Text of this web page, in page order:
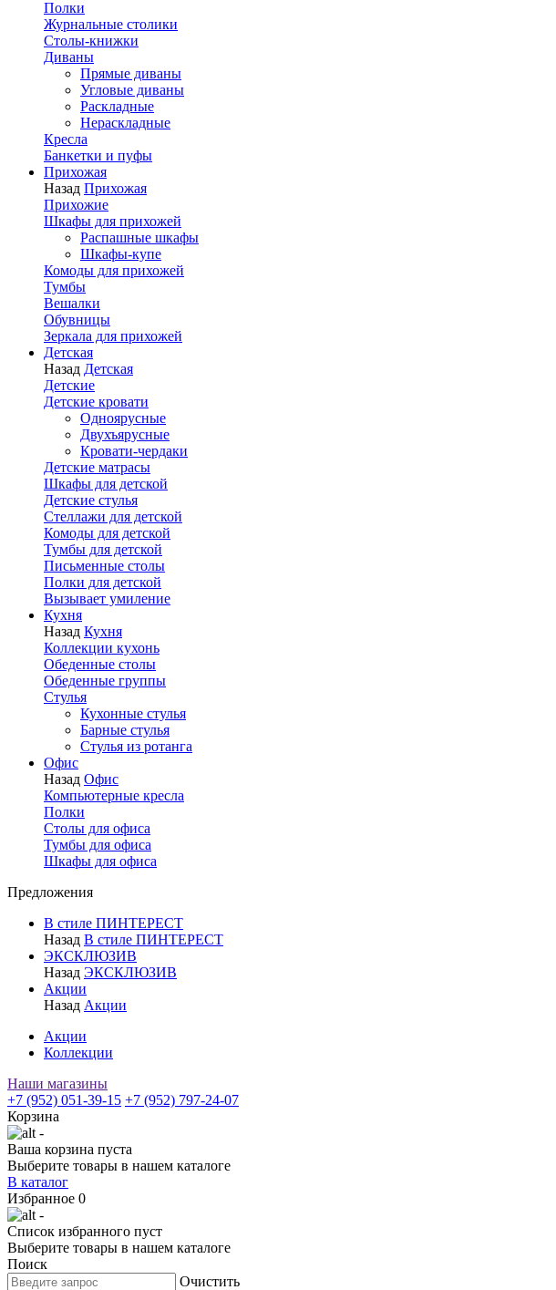
Полки
Журнальные столики
Столы-книжки
Диваны
Прямые диваны
Угловые диваны
Раскладные
Нераскладные
Кресла
Банкетки и пуфы
Прихожая
Назад Прихожая
Прихожие
Шкафы для прихожей
Распашные шкафы
Шкафы-купе
Комоды для прихожей
Тумбы
Вешалки
Обувницы
Зеркала для прихожей
Детская
Назад Детская
Детские
Детские кровати
Одноярусные
Двухъярусные
Кровати-чердаки
Детские матрасы
Шкафы для детской
Детские стулья
Стеллажи для детской
Комоды для детской
Тумбы для детской
Письменные столы
Полки для детской
Вызывает умиление
Кухня
Назад Кухня
Коллекции кухонь
Обеденные столы
Обеденные группы
Стулья
Кухонные стулья
Барные стулья
Стулья из ротанга
Офис
Назад Офис
Компьютерные кресла
Полки
Столы для офиса
Тумбы для офиса
Шкафы для офиса
Предложения
В стиле ПИНТЕРЕСТ
Назад В стиле ПИНТЕРЕСТ
ЭКСКЛЮЗИВ
Назад ЭКСКЛЮЗИВ
Акции
Назад Акции
Акции
Коллекции
Наши магазины
+7 (952) 051-39-15 +7 (952) 797-24-07
Корзина
-
Ваша корзина пуста
Выберите товары в нашем каталоге
В каталог
Избранное 0
-
Список избранного пуст
Выберите товары в нашем каталоге
Поиск
Очистить